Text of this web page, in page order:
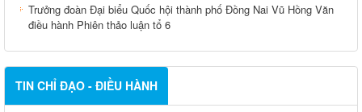
Trưởng đoàn Đại biểu Quốc hội thành phố Đồng Nai Vũ Hồng Văn
điều hành Phiên thảo luận tổ 6
TIN CHỈ ĐẠO - ĐIỀU HÀNH